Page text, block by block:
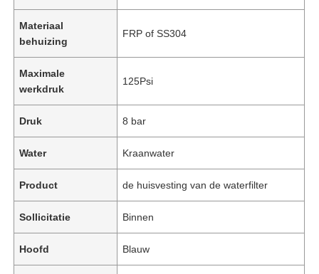
Materiaal
behuizing
FRP of SS304
Maximale
werkdruk
125Psi
Druk 8 bar
Water Kraanwater
Product de huisvesting van de waterfilter
Sollicitatie Binnen
Hoofd Blauw